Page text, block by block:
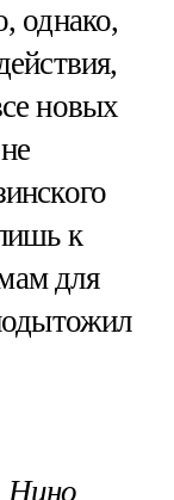
однако,
новых
к
для
Нино